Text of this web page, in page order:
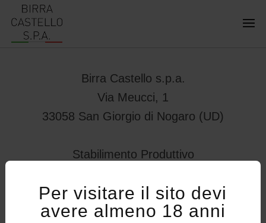
Birra Castello s.p.a.
Via Meucci, 1
33058 San Giorgio di Nogaro (UD)
Stabilimento Produttivo
32034 – Pedavena (BL)
servizioconsumatori@birracastello.it
Per visitare il sito devi
avere almeno 18 anni